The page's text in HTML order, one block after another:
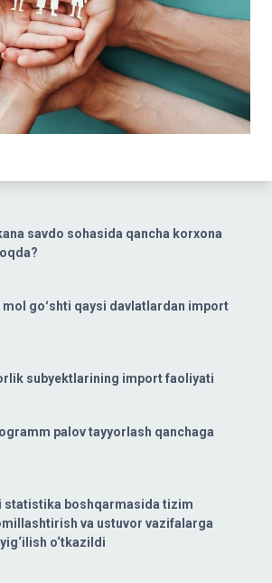
savdo sohasida qancha korxona
mol goʻshti qaysi davlatlardan import
subyektlarining import faoliyati
palov tayyorlash qanchaga
statistika boshqarmasida tizim
va ustuvor vazifalarga
o‘tkazildi